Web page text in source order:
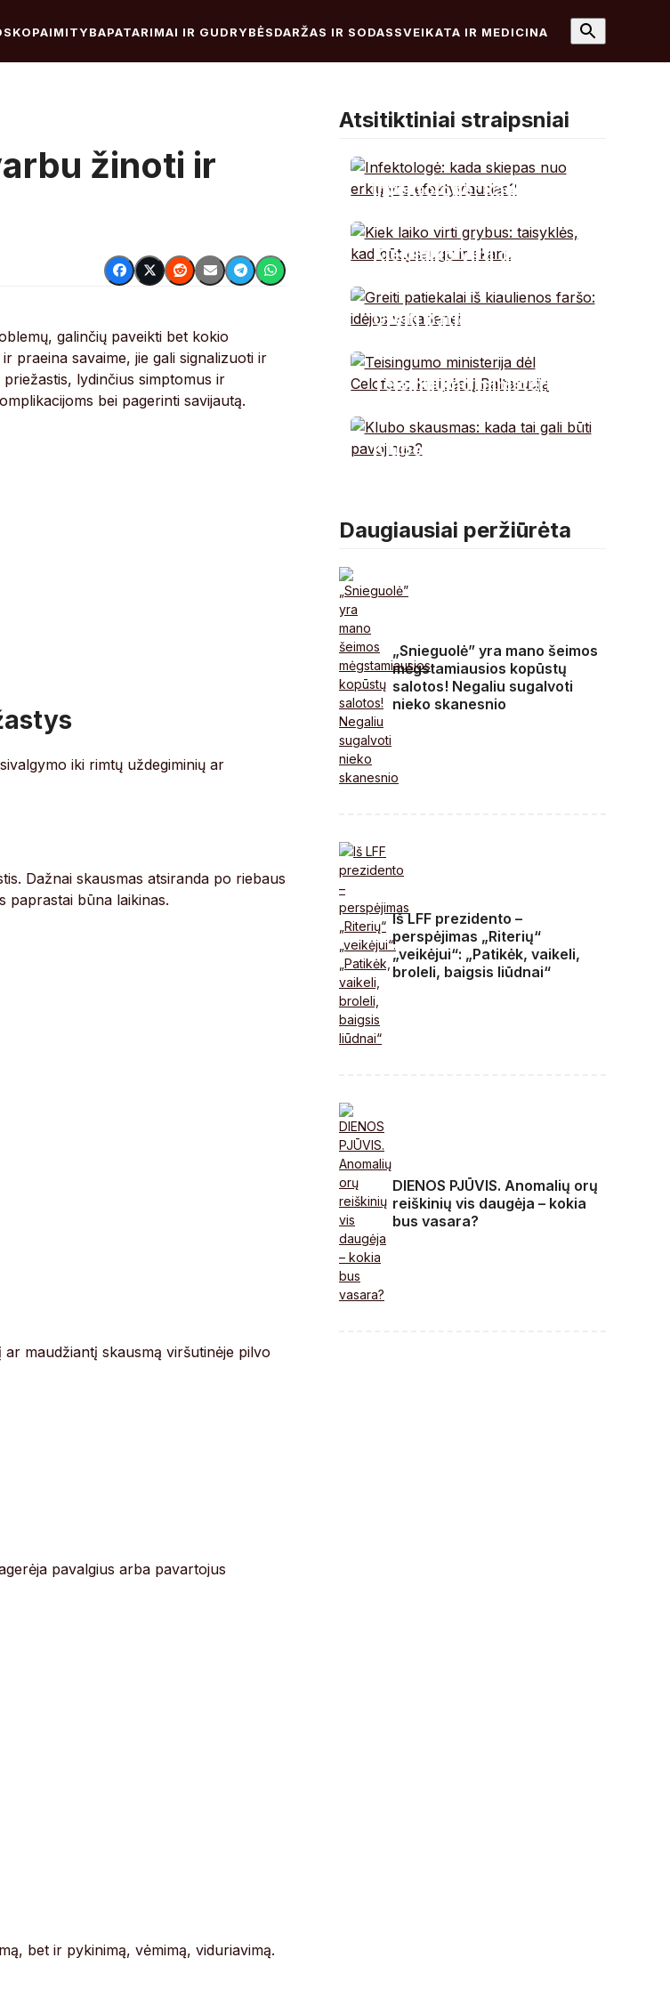
MITYBAPATARIMAI IR GUDRYBĖSDARŽAS IR SODASSVEIKATA IR MEDICINA
žinoti ir
galinčių paveikti bet kokio
praeina savaime, jie gali signalizuoti ir
lydinčius simptomus ir
bei pagerinti savijautą.
iki rimtų uždegiminių ar
Dažnai skausmas atsiranda po riebaus
paprastai būna laikinas.
maudžiantį skausmą viršutinėje pilvo
pavalgius arba pavartojus
bet ir pykinimą, vėmimą, viduriavimą.
Atsitiktiniai straipsniai
Infektologė: kada
efektyviausias?
Kiek laiko virti grybus:
saugu ir skanu
Greiti patiekalai iš
idėjos vakarienei
Teisingumo ministerija
Baltarusiją
Klubo skausmas: kada
Daugiausiai peržiūrėta
„Snieguolė” yra mano šeimos
mėgstamiausios kopūstų
salotos! Negaliu sugalvoti
nieko skanesnio
Iš LFF prezidento –
perspėjimas „Riterių“
„veikėjui“: „Patikėk, vaikeli,
broleli, baigsis liūdnai“
DIENOS PJŪVIS. Anomalių orų
reiškinių vis daugėja – kokia
bus vasara?